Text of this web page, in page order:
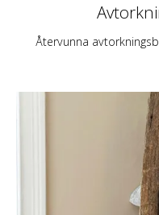
Återvunna